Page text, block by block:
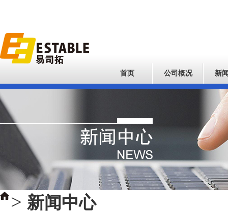
首页 公司概况 新
> 新闻中心